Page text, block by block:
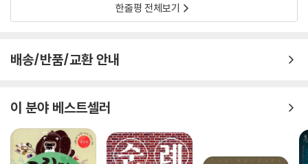
한줄평 전체보기
배송/반품/교환 안내
이 분야 베스트셀러